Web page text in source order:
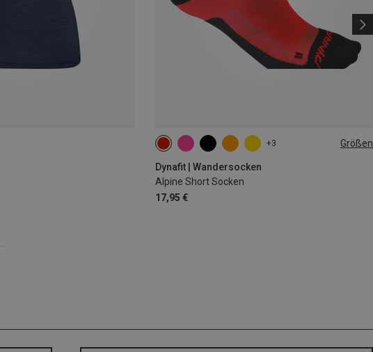
+3 Größen
Dynafit | Wandersocken
Alpine Short Socken
17,95 €
39|40|41|42 43|44|45|46